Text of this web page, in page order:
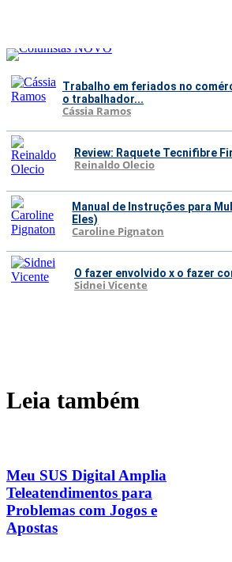
Trabalho em feriados no
o trabalhador...
Cássia Ramos
Review: Raquete Tecnifibre
Reinaldo Olecio
Manual de Instruções para
Eles)
Caroline Pignaton
O fazer envolvido x o fazer
Sidnei Vicente
Leia também
Meu SUS Digital Amplia
Teleatendimentos para
Problemas com Jogos e
Apostas